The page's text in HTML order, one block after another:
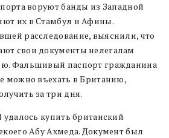
воруют банды из Западной
их в Стамбул и Афины.
расследование, выяснили, что
свои документы нелегалам
Фальшивый паспорт гражданина
можно въехать в Британию,
за три дня.
купить британский
Абу Ахмеда. Документ был